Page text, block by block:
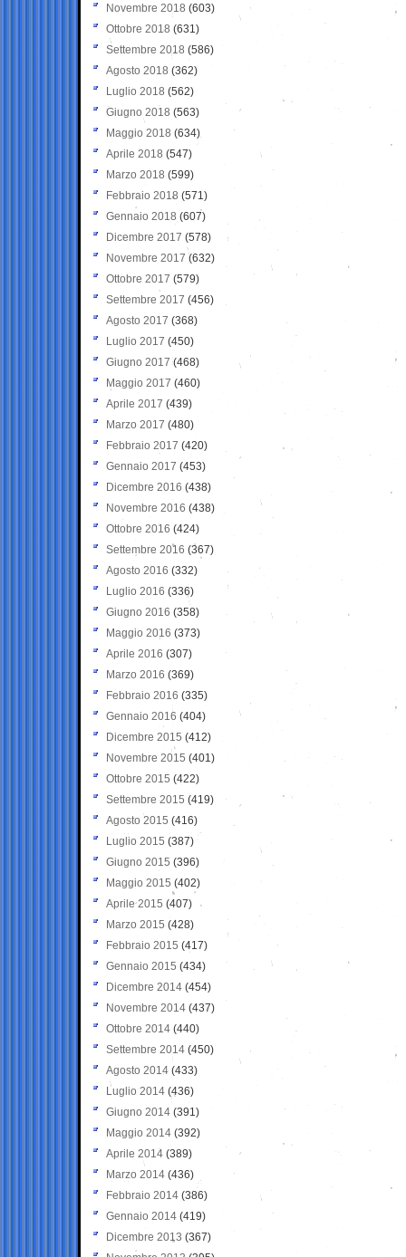
Novembre 2018 (603)
Ottobre 2018 (631)
Settembre 2018 (586)
Agosto 2018 (362)
Luglio 2018 (562)
Giugno 2018 (563)
Maggio 2018 (634)
Aprile 2018 (547)
Marzo 2018 (599)
Febbraio 2018 (571)
Gennaio 2018 (607)
Dicembre 2017 (578)
Novembre 2017 (632)
Ottobre 2017 (579)
Settembre 2017 (456)
Agosto 2017 (368)
Luglio 2017 (450)
Giugno 2017 (468)
Maggio 2017 (460)
Aprile 2017 (439)
Marzo 2017 (480)
Febbraio 2017 (420)
Gennaio 2017 (453)
Dicembre 2016 (438)
Novembre 2016 (438)
Ottobre 2016 (424)
Settembre 2016 (367)
Agosto 2016 (332)
Luglio 2016 (336)
Giugno 2016 (358)
Maggio 2016 (373)
Aprile 2016 (307)
Marzo 2016 (369)
Febbraio 2016 (335)
Gennaio 2016 (404)
Dicembre 2015 (412)
Novembre 2015 (401)
Ottobre 2015 (422)
Settembre 2015 (419)
Agosto 2015 (416)
Luglio 2015 (387)
Giugno 2015 (396)
Maggio 2015 (402)
Aprile 2015 (407)
Marzo 2015 (428)
Febbraio 2015 (417)
Gennaio 2015 (434)
Dicembre 2014 (454)
Novembre 2014 (437)
Ottobre 2014 (440)
Settembre 2014 (450)
Agosto 2014 (433)
Luglio 2014 (436)
Giugno 2014 (391)
Maggio 2014 (392)
Aprile 2014 (389)
Marzo 2014 (436)
Febbraio 2014 (386)
Gennaio 2014 (419)
Dicembre 2013 (367)